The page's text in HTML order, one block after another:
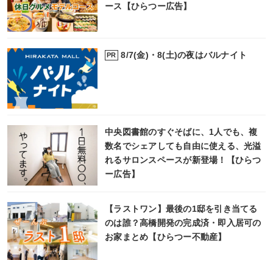
ース【ひらつー広告】
PR 8/7(金)・8(土)の夜はバルナイト
中央図書館のすぐそばに、1人でも、複
数名でシェアしても自由に使える、光溢
れるサロンスペースが新登場！【ひらつ
ー広告】
【ラストワン】最後の1邸を引き当てる
のは誰？高橋開発の完成済・即入居可の
お家まとめ【ひらつー不動産】